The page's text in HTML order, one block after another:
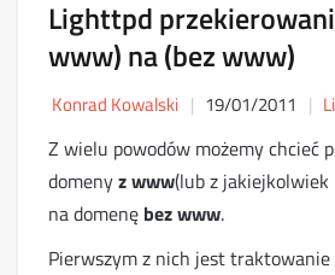
Lighttpd
www) na (bez www)
Konrad Kowalski 19/01/2011
Z wielu powodów możemy chcieć
domenyz www(lub z
na domenę bez www.
Pierwszym z nich jest